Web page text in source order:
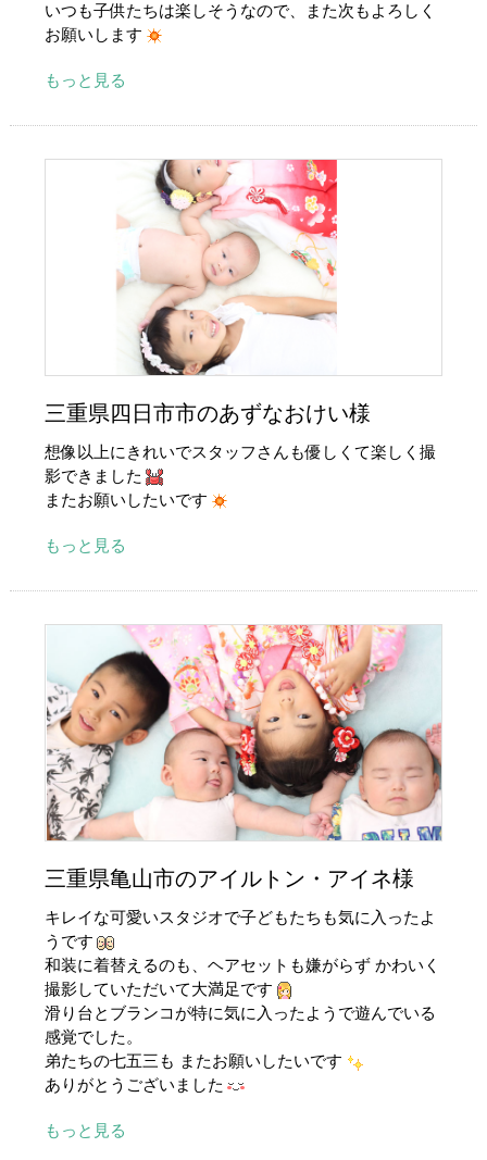
いつも子供たちは楽しそうなので、また次もよろしく
お願いします
もっと見る
三重県四日市市のあずなおけい様
想像以上にきれいでスタッフさんも優しくて楽しく撮
影できました
またお願いしたいです
もっと見る
三重県亀山市のアイルトン・アイネ様
キレイな可愛いスタジオで子どもたちも気に入ったよ
うです
和装に着替えるのも、ヘアセットも嫌がらず かわいく
撮影していただいて大満足です
滑り台とブランコが特に気に入ったようで遊んでいる
感覚でした。
弟たちの七五三も またお願いしたいです
ありがとうございました
もっと見る